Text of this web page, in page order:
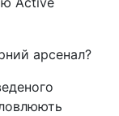
арсенал?